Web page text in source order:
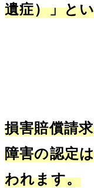
遺症）」と
損害賠償請
障害の認定
われます。